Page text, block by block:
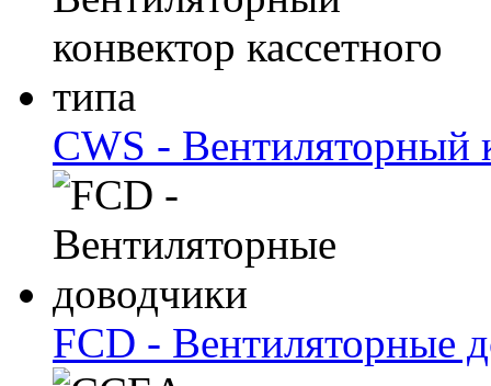
CWS - Вентиляторный
FCD - Вентиляторные